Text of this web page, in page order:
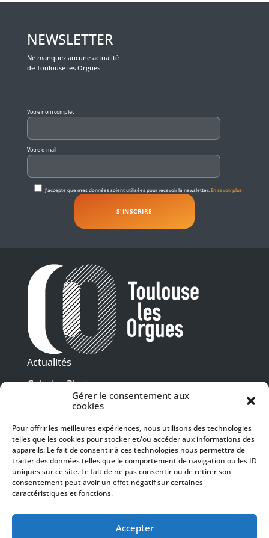
Gérer le consentement aux
cookies
Pour offrir les meilleures expériences, nous utilisons des technologies
telles que les cookies pour stocker et/ou accéder aux informations des
appareils. Le fait de consentir à ces technologies nous permettra de
traiter des données telles que le comportement de navigation ou les ID
uniques sur ce site. Le fait de ne pas consentir ou de retirer son
consentement peut avoir un effet négatif sur certaines
caractéristiques et fonctions.
Accepter
NEWSLETTER
Ne manquez aucune actualité
de Toulouse les Orgues
Votre nom complet
Votre e-mail
J'accepte que mes données soient utilisées pour recevoir la newsletter.En savoir plus
Actualités
Galeries Photos
Vidéothèque
Presse
Programme PDF
Billetterie
Recrutement
Mentions légales
SUIVEZ-NOUS